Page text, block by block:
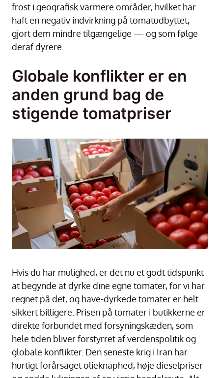
frost i geografisk varmere områder, hvilket har
haft en negativ indvirkning på tomatudbyttet,
gjort dem mindre tilgængelige — og som følge
deraf dyrere.
Globale konflikter er en
anden grund bag de
stigende tomatpriser
Hvis du har mulighed, er det nu et godt tidspunkt
at begynde at dyrke dine egne tomater, for vi har
regnet på det, og have-dyrkede tomater er helt
sikkert billigere. Prisen på tomater i butikkerne er
direkte forbundet med forsyningskæden, som
hele tiden bliver forstyrret af verdenspolitik og
globale konflikter. Den seneste krig i Iran har
hurtigt forårsaget olieknaphed, høje dieselpriser